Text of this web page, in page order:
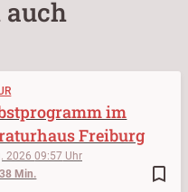
auch
bookmark_border
202609:57
Min.
im
Freiburg